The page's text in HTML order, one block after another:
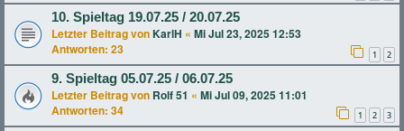
10. Spieltag 19.07.25 / 20.07.25
Letzter Beitrag von KarlH « Mi Jul 23, 2025 12:53
Antworten: 23 1 2
9. Spieltag 05.07.25 / 06.07.25
Letzter Beitrag von Rolf 51 « Mi Jul 09, 2025 11:01
Antworten: 34 1 2 3